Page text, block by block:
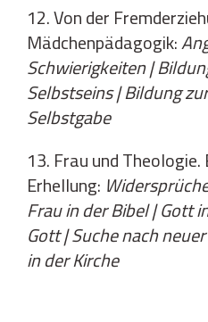
12. Von der
Mädchenpädagogik:
Schwierigkeiten |
Selbstseins | Bildung
Selbstgabe
13. Frau und
Erhellung:
Frau in der Bibel | Gott
Gott | Suche nach
in der Kirche